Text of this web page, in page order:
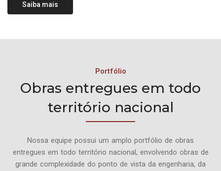
Saiba mais
Portfólio
Obras entregues em todo
território nacional
Nossa equipe possui um amplo portfólio de obras
entregues em todo território nacional, envolvendo obras de
grande complexidade do ponto de vista da engenharia, da